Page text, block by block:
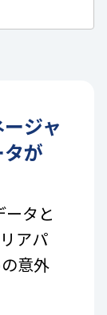
ジャ
が
タと
アパ
意外